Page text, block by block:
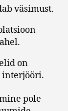
väsimust.
on
interjööri.
pole